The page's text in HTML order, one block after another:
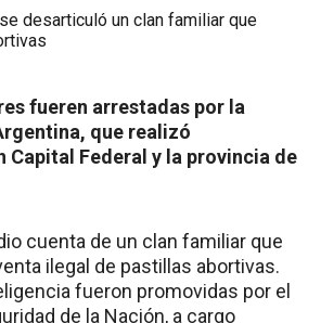
fueren arrestadas por la
que realizó
Capital Federal y la provincia de
cuenta de un clan familiar que
ilegal de pastillas abortivas.
fueron promovidas por el
de la Nación, a cargo